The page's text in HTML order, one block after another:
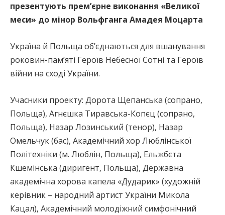
презентують прем’єрне виконання «Великої
меси» до мінор Вольфганга Амадея Моцарта
Україна й Польща об’єднаються для вшанування
роковин-пам’яті Героїв Небесної Сотні та Героїв
війни на сході України.
Учасники проекту: Дорота Щепанська (сопрано,
Польща), Агнєшка Тиравська-Копєц (сопрано,
Польща), Назар Лозинський (тенор), Назар
Омельчук (бас), Академічний хор Люблінської
Політехніки (м. Люблін, Польща), Ельжбєта
Кшемінська (диригент, Польща), Державна
академічна хорова капела «Дударик» (художній
керівник – народний артист України Микола
Кацал), Академічний молодіжний симфонічний